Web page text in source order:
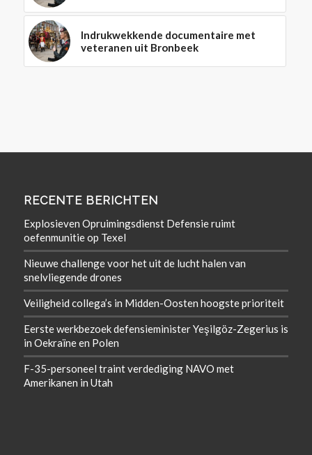
Indrukwekkende documentaire met
veteranen uit Bronbeek
RECENTE BERICHTEN
Explosieven Opruimingsdienst Defensie ruimt
oefenmunitie op Texel
Nieuwe challenge voor het uit de lucht halen van
snelvliegende drones
Veiligheid collega’s in Midden-Oosten hoogste prioriteit
Eerste werkbezoek defensieminister Yeşilgöz-Zegerius is
in Oekraïne en Polen
F-35-personeel traint verdediging NAVO met
Amerikanen in Utah